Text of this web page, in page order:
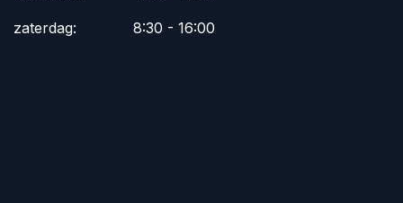
zaterdag:
​8:30 - 16:00